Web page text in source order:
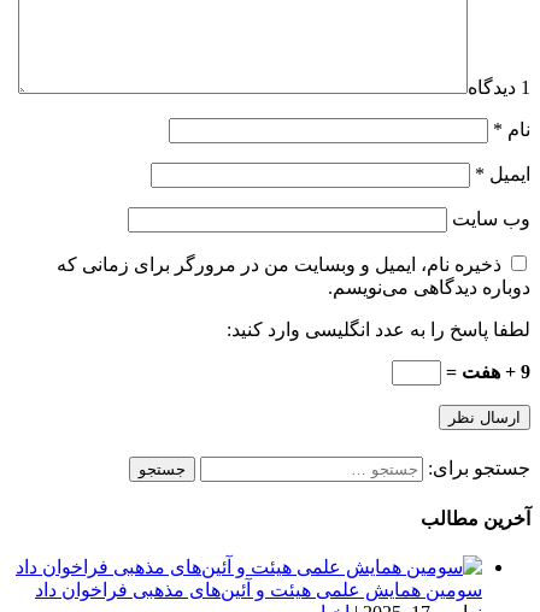
1 دیدگاه
نام *
ایمیل *
وب‌ سایت
ذخیره نام، ایمیل و وبسایت من در مرورگر برای زمانی که
دوباره دیدگاهی می‌نویسم.
لطفا پاسخ را به عدد انگلیسی وارد کنید:
9 + هفت =
جستجو برای:
آخرین مطالب
سومین همایش علمی هیئت و آئین‌های مذهبی فراخوان داد